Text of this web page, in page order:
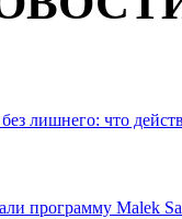
лишнего: что
программу Malek